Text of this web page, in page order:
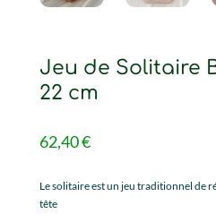
Jeu de Solitaire
22 cm
62,40€
Le solitaire est un jeu traditionnel de
tête